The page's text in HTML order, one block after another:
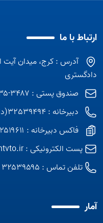
Open
Open
Open
Open
Open
Open
Open
ارتباط با ما
آدرس : کرج، میدان آیت
دادگستری
صندوق پستی : ۳۴۸۷-۳۱۵۳۵
دبیرخانه : 32539494(داخلی 1708و1705)
فاکس دبیرخانه : ۳۲۵۱۹۶۱۱ (026)
پست الکترونیکی :
تلفن تماس : ۳۲۵۳۹۵۹۵ - ۳۲۵۳۹۴۹۴ (026)
آمار